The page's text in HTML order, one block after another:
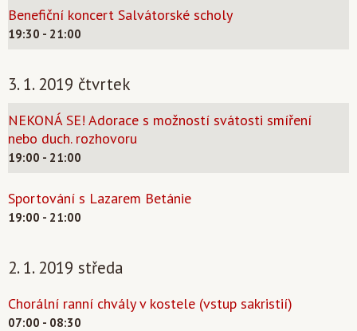
Benefiční koncert Salvátorské scholy
19:30 - 21:00
3. 1. 2019 čtvrtek
NEKONÁ SE! Adorace s možností svátosti smíření
nebo duch. rozhovoru
19:00 - 21:00
Sportování s Lazarem Betánie
19:00 - 21:00
2. 1. 2019 středa
Chorální ranní chvály v kostele (vstup sakristií)
07:00 - 08:30